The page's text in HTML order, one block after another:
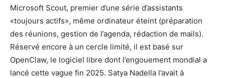
Microsoft Scout, premier d’une série d’assistants
«toujours actifs», même ordinateur éteint (préparation
des réunions, gestion de l’agenda, rédaction de mails).
Réservé encore à un cercle limité, il est basé sur
OpenClaw, le logiciel libre dont l’engouement mondial a
lancé cette vague fin 2025. Satya Nadella l’avait à